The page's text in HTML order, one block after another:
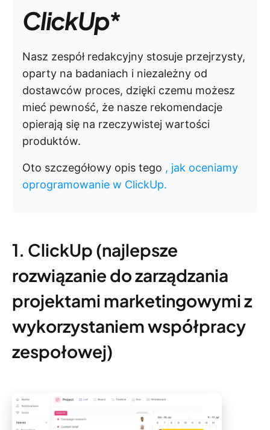
ClickUp*
Nasz zespół redakcyjny stosuje przejrzysty,
oparty na badaniach i niezależny od
dostawców proces, dzięki czemu możesz
mieć pewność, że nasze rekomendacje
opierają się na rzeczywistej wartości
produktów.
Oto szczegółowy opis tego , jak oceniamy
oprogramowanie w ClickUp.
1. ClickUp (najlepsze
rozwiązanie do zarządzania
projektami marketingowymi z
wykorzystaniem współpracy
zespołowej)